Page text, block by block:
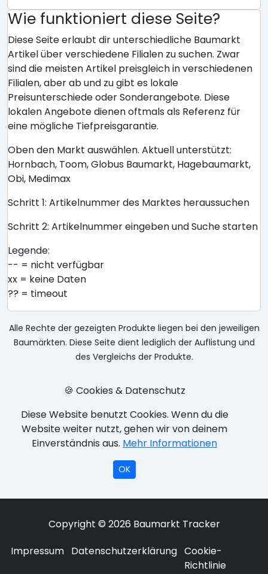
Wie funktioniert diese Seite?
Diese Seite erlaubt dir unterschiedliche Baumarkt
Artikel über verschiedene Filialen zu suchen. Zwar
sind die meisten Artikel preisgleich in verschiedenen
Filialen, aber ab und zu gibt es lokale
Preisunterschiede oder Sonderangebote. Diese
lokalen Angebote dienen oftmals als Referenz für
eine mögliche Tiefpreisgarantie.
Oben den Markt auswählen. Aktuell unterstützt:
Hornbach, Toom, Globus Baumarkt, Hagebaumarkt,
Obi, Medimax
Schritt 1: Artikelnummer des Marktes heraussuchen
Schritt 2: Artikelnummer eingeben und Suche starten
Legende:
-- = nicht verfügbar
xx = keine Daten
?? = timeout
Alle Rechte der gezeigten Produkte liegen bei den jeweiligen
Baumärkten. Diese Seite dient lediglich der Auflistung und
des Vergleichs der Produkte.
🍪 Cookies & Datenschutz
Diese Website benutzt Cookies. Wenn du die
Website weiter nutzt, gehen wir von deinem
Einverständnis aus. Mehr Informationen
OK
Copyright © 2026 Baumarkt Tracker
Impressum Datenschutzerklärung Cookie-
Richtlinie